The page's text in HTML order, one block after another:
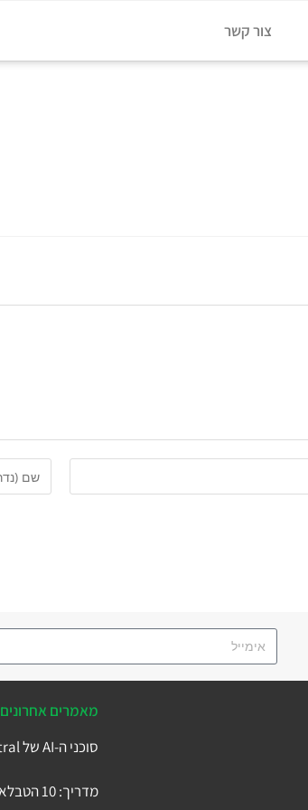
צור קשר
מאמרים אחרונים
סוכני ה-AI של Business Central
מדריך: 10 הטבלאות המרכזיות ב-Microsoft Business Central